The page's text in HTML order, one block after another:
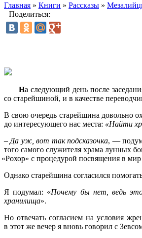
Главная » Книги » Рассказы »
Поделиться:
На следующий день после
со старейшиной, и в качестве
В свою очередь старейшина довольно
до интересующего нас места: «Найти
– Да уж, вот так подсказочка, —
того самого служителя храма лунных
«Рохор» с процедурой посвящения в
Однако старейшина согласился
Я подумал: «Почему бы нет, ведь
хранилища».
Но отвечать согласием на условия
в этот же вечер я вновь говорил с